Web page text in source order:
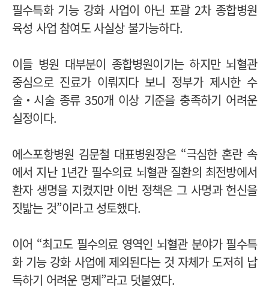
필수특화 기능 강화 사업이 아닌 포괄 2차 종합병원
육성 사업 참여도 사실상 불가능하다.
이들 병원 대부분이 종합병원이기는 하지만 뇌혈관
중심으로 진료가 이뤄지다 보니 정부가 제시한 수
술‧시술 종류 350개 이상 기준을 충족하기 어려운
실정이다.
에스포항병원 김문철 대표병원장은 “극심한 혼란 속
에서 지난 1년간 필수의료 뇌혈관 질환의 최전방에서
환자 생명을 지켰지만 이번 정책은 그 사명과 헌신을
짓밟는 것”이라고 성토했다.
이어 “최고도 필수의료 영역인 뇌혈관 분야가 필수특
화 기능 강화 사업에 제외된다는 것 자체가 도저히 납
득하기 어려운 명제”라고 덧붙였다.